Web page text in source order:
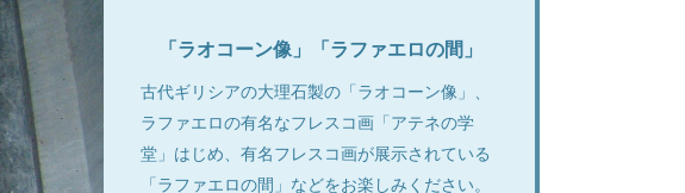
「ラオコーン像」「ラファエロの間」
古代ギリシアの大理石製の「ラオコーン像」、
ラファエロの有名なフレスコ画「アテネの学
堂」はじめ、有名フレスコ画が展示されている
「ラファエロの間」などをお楽しみください。